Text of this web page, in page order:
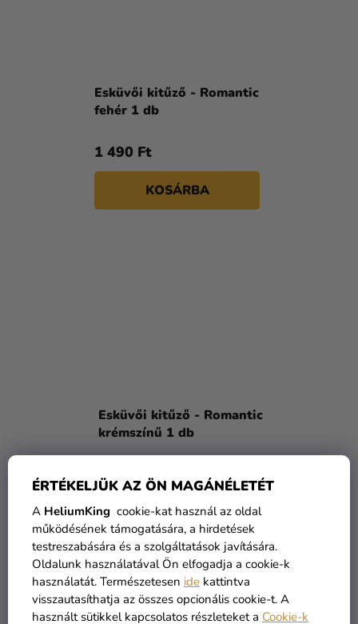
ÉRTÉKELJÜK AZ ÖN MAGÁNÉLETÉT
A HeliumKing cookie-kat használ az oldal
működésének támogatására, a hirdetések
testreszabására és a szolgáltatások javítására.
Oldalunk használatával Ön elfogadja a cookie-k
használatát. Természetesen ide kattintva
visszautasíthatja az összes opcionális cookie-t. A
használt sütikkel kapcsolatos részleteket a Cookie-k
Esküvői kitűző - Romantic
fehér 1 db
1 490 Ft
KOSÁRBA
Esküvői kitűző - Romantic
krémszínű 1 db
1 490 Ft
KOSÁRBA
KIÁRUSÍTÁS